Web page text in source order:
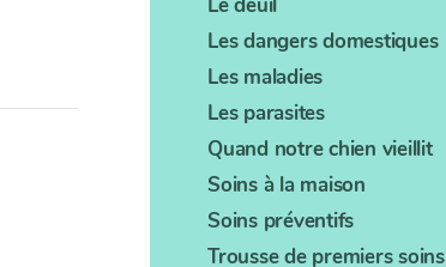
Les dangers domestiques
Les maladies
Les parasites
Quand notre chien vieillit
Soins à la maison
Soins préventifs
Trousse de premiers soins